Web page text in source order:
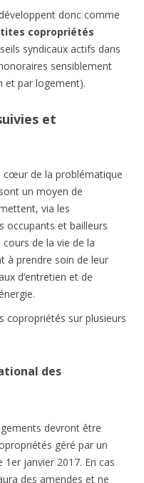
donc comme
copropriétés
syndicaux actifs dans
sensiblement
et par logement).
et
cœur de la problématique
un moyen de
via les
occupants et bailleurs
de la vie de la
à prendre soin de leur
d’entretien et de
copropriétés sur plusieurs
des
devront être
géré par un
janvier 2017. En cas
des amendes et ne